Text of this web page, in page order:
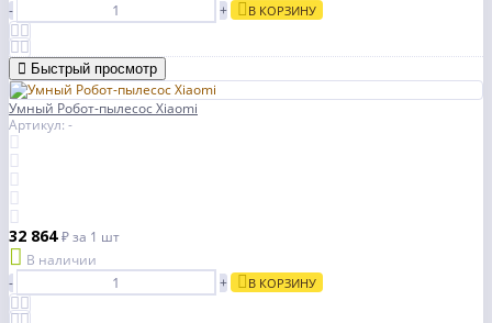
-
+ В КОРЗИНУ
Быстрый просмотр
Умный Робот-пылесос Xiaomi
Артикул: -
32 864₽за 1 шт
В наличии
-
+ В КОРЗИНУ